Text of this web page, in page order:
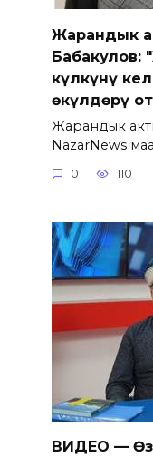
Жарандык
Бабакулов:
күлкүнү
өкүлдөрү
Жарандык
NazarNews
0 110
ВИДЕО —